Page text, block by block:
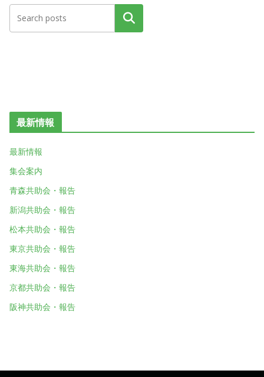
検索
最新情報
最新情報
集会案内
青森共助会・報告
新潟共助会・報告
松本共助会・報告
東京共助会・報告
東海共助会・報告
京都共助会・報告
阪神共助会・報告